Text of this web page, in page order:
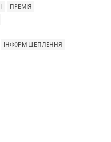
ПРЕМІЯ
ІНФОРМ ЩЕПЛЕННЯ